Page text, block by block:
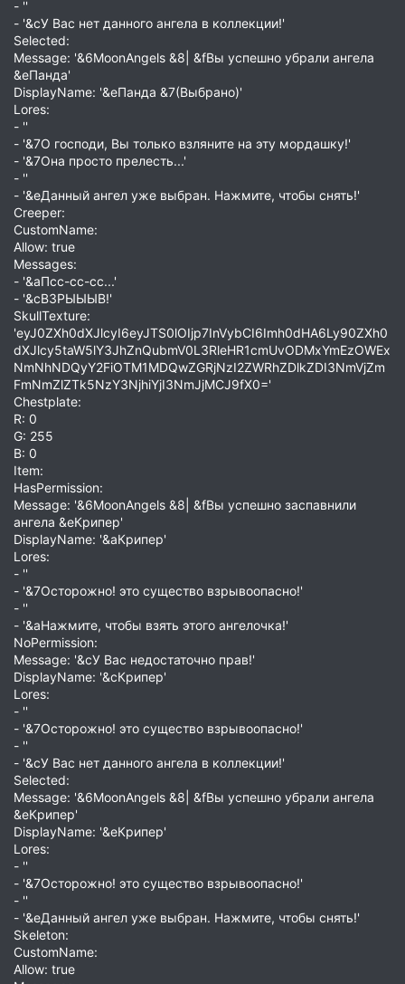
- ''
- '&cУ Вас нет данного ангела в коллекции!'
Selected:
Message: '&6MoonAngels &8| &fВы успешно убрали ангела
&eПанда'
DisplayName: '&eПанда &7(Выбрано)'
Lores:
- ''
- '&7О господи, Вы только взляните на эту мордашку!'
- '&7Она просто прелесть...'
- ''
- '&eДанный ангел уже выбран. Нажмите, чтобы снять!'
Creeper:
CustomName:
Allow: true
Messages:
- '&aПсс-сс-сс...'
- '&cВЗРЫЫЫВ!'
SkullTexture:
'eyJ0ZXh0dXJlcyI6eyJTS0lOIjp7InVybCI6Imh0dHA6Ly90ZXh0
dXJlcy5taW5lY3JhZnQubmV0L3RleHR1cmUvODMxYmEzOWEx
NmNhNDQyY2FiOTM1MDQwZGRjNzI2ZWRhZDlkZDI3NmVjZm
FmNmZlZTk5NzY3NjhiYjI3NmJjMCJ9fX0='
Chestplate:
R: 0
G: 255
B: 0
Item:
HasPermission:
Message: '&6MoonAngels &8| &fВы успешно заспавнили
ангела &eКрипер'
DisplayName: '&aКрипер'
Lores:
- ''
- '&7Осторожно! это существо взрывоопасно!'
- ''
- '&aНажмите, чтобы взять этого ангелочка!'
NoPermission:
Message: '&cУ Вас недостаточно прав!'
DisplayName: '&cКрипер'
Lores:
- ''
- '&7Осторожно! это существо взрывоопасно!'
- ''
- '&cУ Вас нет данного ангела в коллекции!'
Selected:
Message: '&6MoonAngels &8| &fВы успешно убрали ангела
&eКрипер'
DisplayName: '&eКрипер'
Lores:
- ''
- '&7Осторожно! это существо взрывоопасно!'
- ''
- '&eДанный ангел уже выбран. Нажмите, чтобы снять!'
Skeleton:
CustomName:
Allow: true